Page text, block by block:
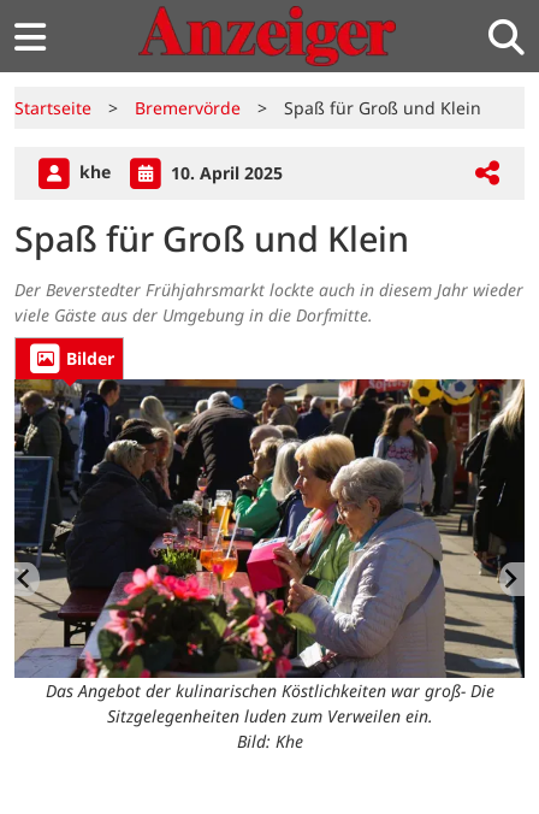
Startseite > Bremervörde > Spaß für Groß und Klein
khe 10. April 2025
Spaß für Groß und Klein
Der Beverstedter Frühjahrsmarkt lockte auch in diesem Jahr wieder
viele Gäste aus der Umgebung in die Dorfmitte.
Bilder
Das Angebot der kulinarischen Köstlichkeiten war groß- Die
Sitzgelegenheiten luden zum Verweilen ein.
Bild: Khe